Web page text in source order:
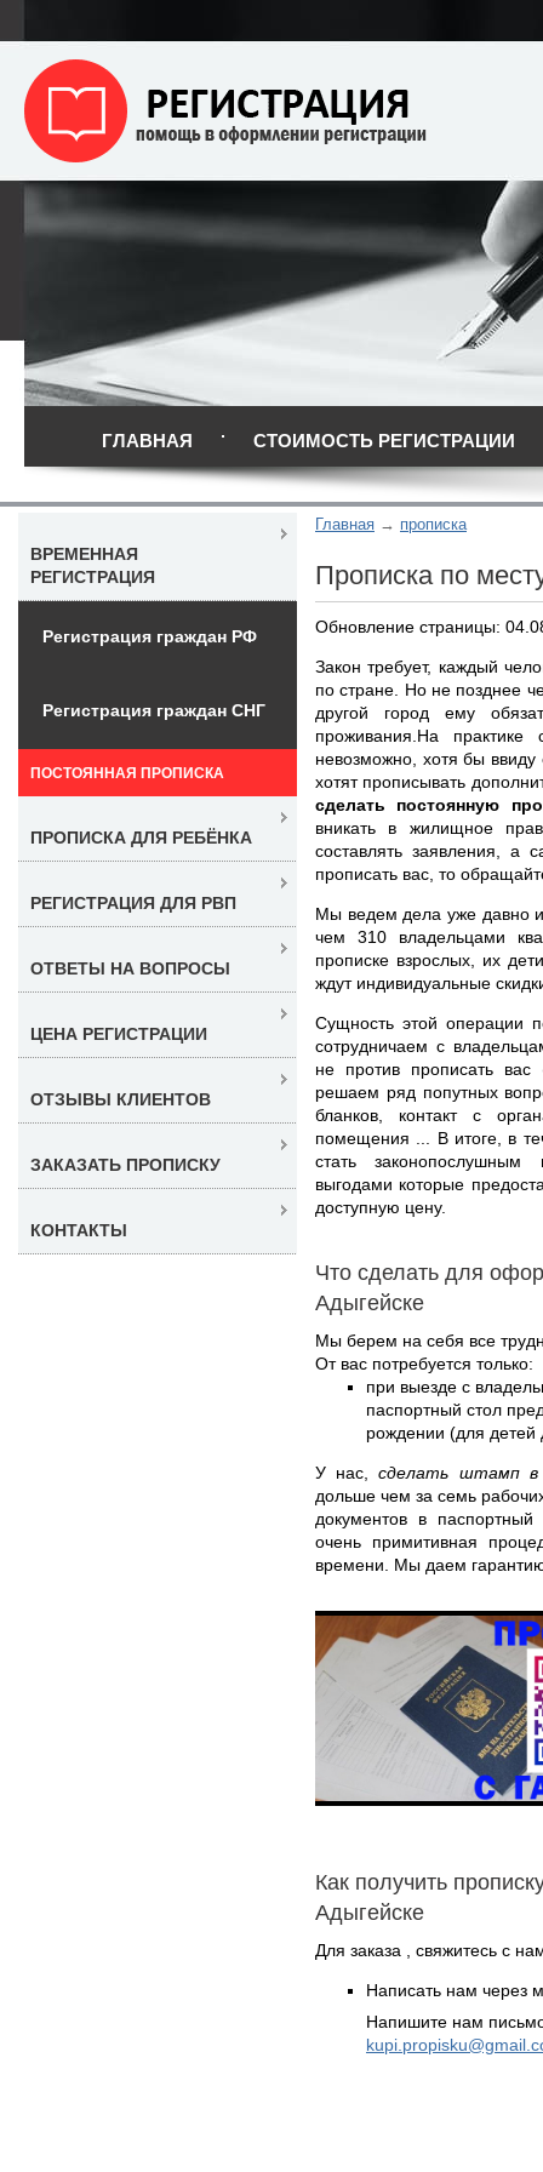
ГЛАВНАЯ СТОИМОСТЬ РЕГИСТРАЦИИ
Главная прописка
Прописка по
Обновление страницы:
Закон требует, каждый
по стране. Но не позднее
другой город ему
проживания.На практике
невозможно, хотя бы
хотят прописывать
сделать постоянную
вникать в жилищное
составлять заявления, а
прописать вас, то
Мы ведем дела уже давно
чем 310 владельцами
прописке взрослых, их
ждут индивидуальные
Сущность этой операции
сотрудничаем с
не против прописать
решаем ряд попутных
бланков, контакт с
помещения ... В итоге, в
стать
выгодами которые
доступную цену.
Что сделать для
Адыгейске
Мы берем на себя все
От вас потребуется только:
при выезде с
паспортный стол
рождении (для детей
У нас,сделать штамп в
дольше чем за семь
документов в
очень примитивная
времени. Мы даем
Как получить
Адыгейске
Для заказа , свяжитесь с
Написать нам через
Напишите нам
ВРЕМЕННАЯ
РЕГИСТРАЦИЯ
Регистрация граждан РФ
Регистрация граждан СНГ
ПОСТОЯННАЯ ПРОПИСКА
ПРОПИСКА ДЛЯ РЕБЁНКА
РЕГИСТРАЦИЯ ДЛЯ РВП
ОТВЕТЫ НА ВОПРОСЫ
ЦЕНА РЕГИСТРАЦИИ
ОТЗЫВЫ КЛИЕНТОВ
ЗАКАЗАТЬ ПРОПИСКУ
КОНТАКТЫ